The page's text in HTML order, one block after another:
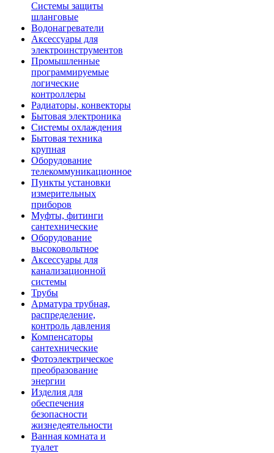
Системы защиты
шланговые
Водонагреватели
Аксессуары для
электроинструментов
Промышленные
программируемые
логические
контроллеры
Радиаторы, конвекторы
Бытовая электроника
Системы охлаждения
Бытовая техника
крупная
Оборудование
телекоммуникационное
Пункты установки
измерительных
приборов
Муфты, фитинги
сантехнические
Оборудование
высоковольтное
Аксессуары для
канализационной
системы
Трубы
Арматура трубная,
распределение,
контроль давления
Компенсаторы
сантехнические
Фотоэлектрическое
преобразование
энергии
Изделия для
обеспечения
безопасности
жизнедеятельности
Ванная комната и
туалет